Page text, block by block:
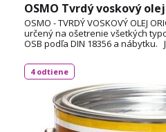
OSMO Tvrdý voskový olej
OSMO - TVRDÝ VOSKOVÝ OLEJ
určený na ošetrenie všetkých
OSB podľa DIN 18356 a nábytku.
dlaždice. Spotreba: 1L / 24 m²
4 odtiene